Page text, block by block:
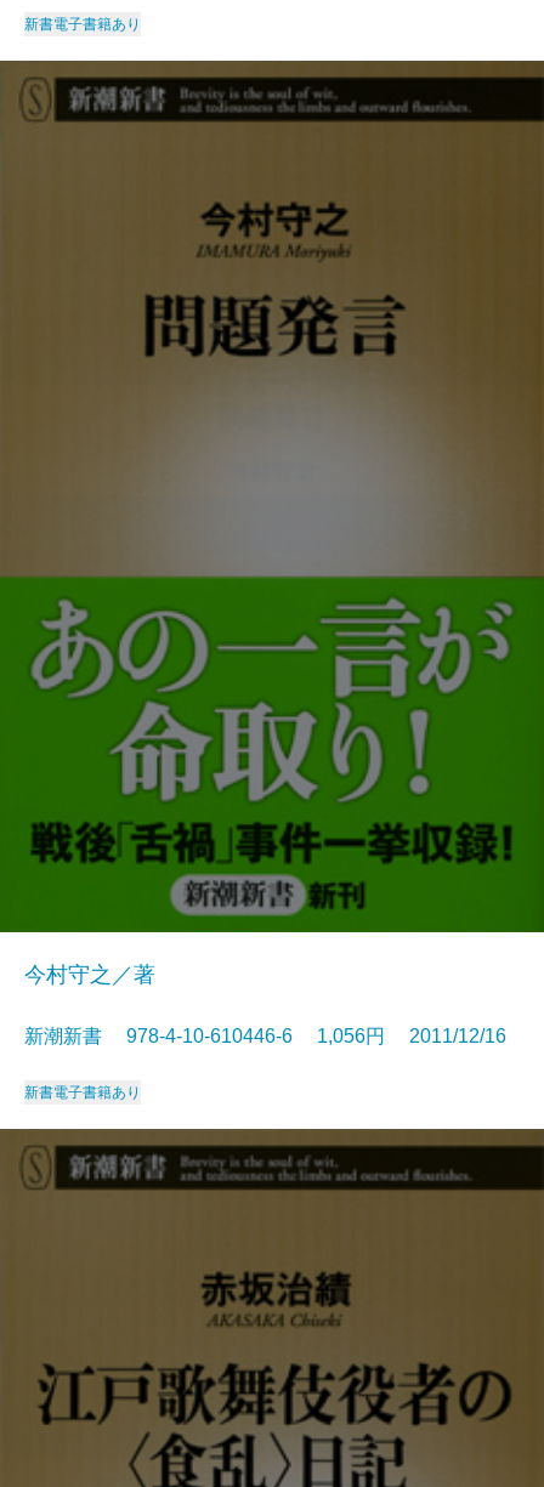
新書電子書籍あり
今村守之／著
新潮新書 978-4-10-610446-6 1,056円 2011/12/16
新書電子書籍あり